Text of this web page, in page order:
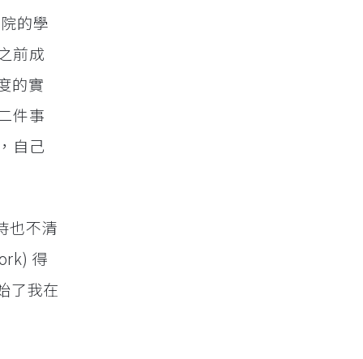
的學
前成
的實
件事
自己
也不清
得
了我在